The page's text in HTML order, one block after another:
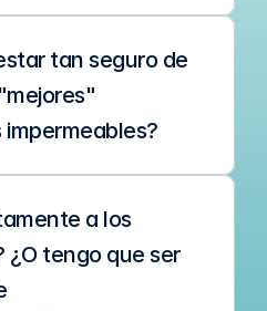
tan seguro de
a los
¿O tengo que ser